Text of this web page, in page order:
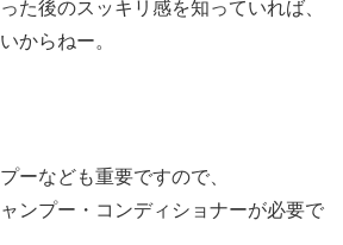
た後のスッキリ感を知っていれば、
からねー。
ーなども重要ですので、
ンプー・コンディショナーが必要で